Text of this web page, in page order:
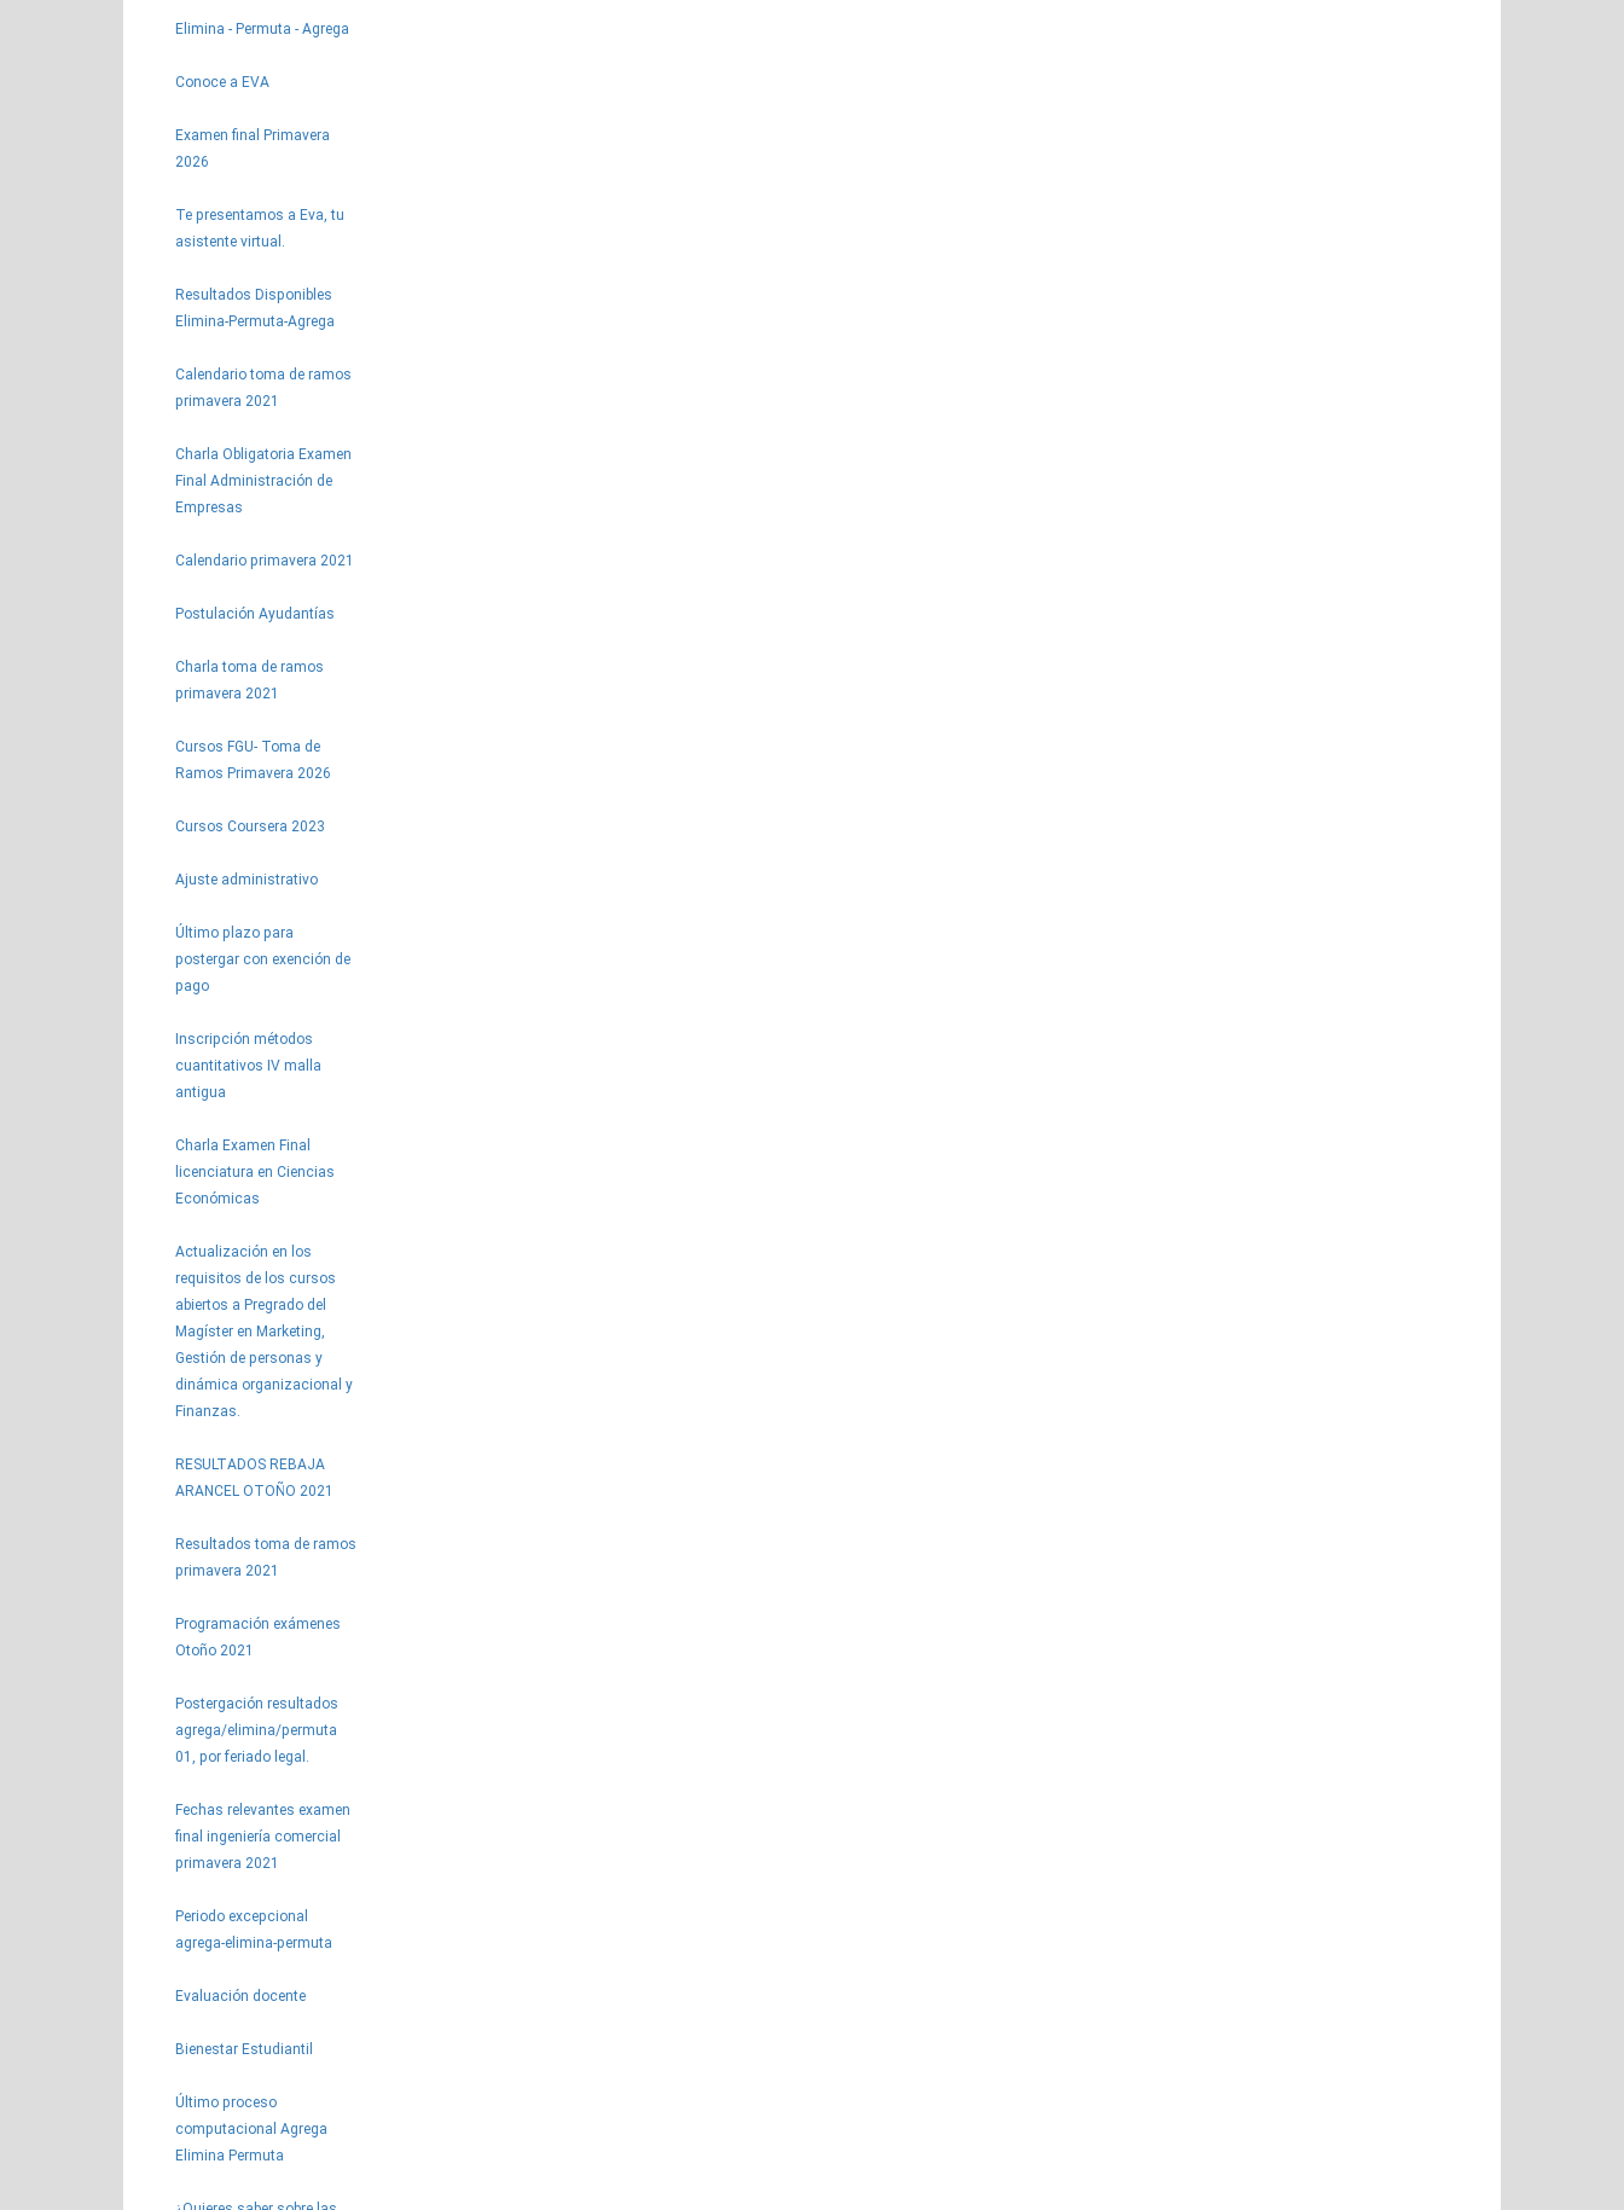
Elimina - Permuta - Agrega
Conoce a EVA
Examen final Primavera
2026
Te presentamos a Eva, tu
asistente virtual.
Resultados Disponibles
Elimina-Permuta-Agrega
Calendario toma de ramos
primavera 2021
Charla Obligatoria Examen
Final Administración de
Empresas
Calendario primavera 2021
Postulación Ayudantías
Charla toma de ramos
primavera 2021
Cursos FGU- Toma de
Ramos Primavera 2026
Cursos Coursera 2023
Ajuste administrativo
Último plazo para
postergar con exención de
pago
Inscripción métodos
cuantitativos IV malla
antigua
Charla Examen Final
licenciatura en Ciencias
Económicas
Actualización en los
requisitos de los cursos
abiertos a Pregrado del
Magíster en Marketing,
Gestión de personas y
dinámica organizacional y
Finanzas.
RESULTADOS REBAJA
ARANCEL OTOÑO 2021
Resultados toma de ramos
primavera 2021
Programación exámenes
Otoño 2021
Postergación resultados
agrega/elimina/permuta
01, por feriado legal.
Fechas relevantes examen
final ingeniería comercial
primavera 2021
Periodo excepcional
agrega-elimina-permuta
Evaluación docente
Bienestar Estudiantil
Último proceso
computacional Agrega
Elimina Permuta